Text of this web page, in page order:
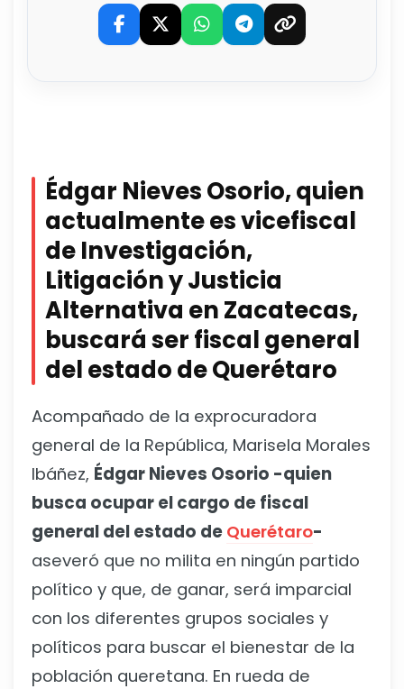
Édgar Nieves Osorio, quien
actualmente es vicefiscal
de Investigación,
Litigación y Justicia
Alternativa en Zacatecas,
buscará ser fiscal general
del estado de Querétaro
Acompañado de la exprocuradora
general de la República, Marisela Morales
Ibáñez, Édgar Nieves Osorio -quien
busca ocupar el cargo de fiscal
general del estado de Querétaro-
aseveró que no milita en ningún partido
político y que, de ganar, será imparcial
con los diferentes grupos sociales y
políticos para buscar el bienestar de la
población queretana. En rueda de